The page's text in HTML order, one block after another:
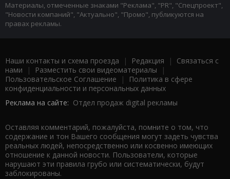
Материалы, отмеченные знаками "Реклама", "PR", "Спецпроект",
"Новости компаний", "Актуально", "Промо", публикуются на
правах рекламы.
Наши контакты и схема проезда | Редакция | Связаться с
нами | Разместить свои видеоматериалы |
Пользовательское Соглашение |
Политика в сфере
конфиденциальности и персональных данных
Реклама на сайте: Отдел продаж digital рекламы
Оставляя комментарий, пожалуйста, помните о том, что
содержание и тон Вашего сообщения могут задеть чувства
реальных людей, непосредственно или косвенно имеющих
отношение к данной новости. Пользователи, которые
нарушают эти правила грубо или систематически, будут
заблокированы.